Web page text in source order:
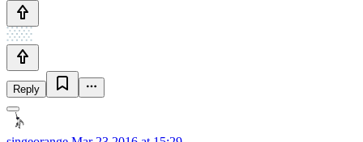
Reply